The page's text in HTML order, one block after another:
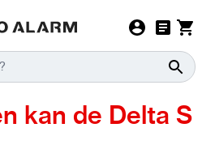
kan de Delta S